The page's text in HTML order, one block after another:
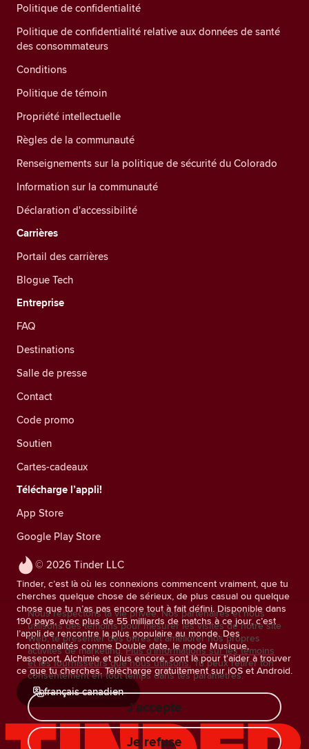
© 2026 Tinder LLC
Tinder, c’est là où les connexions commencent vraiment, que tu
cherches quelque chose de sérieux, de plus casual ou quelque
chose que tu n’as pas encore tout à fait défini. Disponible dans
190 pays, avec plus de 55 milliards de matchs à ce jour, c’est
l’appli de rencontre la plus populaire au monde. Des
fonctionnalités comme Double date, le mode Musique,
Passeport, Alchimie et plus encore, sont là pour t'aider à trouver
ce que tu cherches. Télécharge gratuitement sur iOS et Android.
français canadien
Politique de confidentialité
Politique de confidentialité relative aux données de santé
des consommateurs
Conditions
Politique de témoin
Propriété intellectuelle
Règles de la communauté
Renseignements sur la politique de sécurité du Colorado
Information sur la communauté
Déclaration d'accessibilité
Carrières
Portail des carrières
Blogue Tech
Entreprise
FAQ
Destinations
Salle de presse
Contact
Code promo
Soutien
Cartes-cadeaux
Télécharge l’appli!
App Store
Google Play Store
Nous respectons ta vie privée. Nos partenaires et nous
utilisons des témoins pour mesurer les visites de notre site
Web, te présenter des offres et améliorer nos propres
activités de marketing. Plus d'informations sur les témoins
et les fournisseurs que nous utilisons. Tu peux retirer ton
consentement en tout temps dans tes paramètres.
J'accepte
Je refuse